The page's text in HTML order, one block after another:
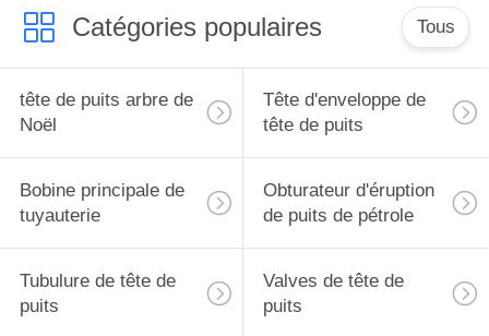
Catégories populaires Tous
tête de puits arbre de
Noël
Tête d'enveloppe de
tête de puits
Bobine principale de
tuyauterie
Obturateur d'éruption
de puits de pétrole
Tubulure de tête de
puits
Valves de tête de
puits